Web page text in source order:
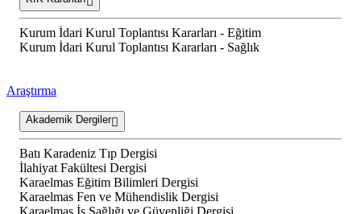
Kurum İdari Kurul Toplantısı Kararları - Eğitim
Kurum İdari Kurul Toplantısı Kararları - Sağlık
Araştırma
Akademik Dergiler
Batı Karadeniz Tıp Dergisi
İlahiyat Fakültesi Dergisi
Karaelmas Eğitim Bilimleri Dergisi
Karaelmas Fen ve Mühendislik Dergisi